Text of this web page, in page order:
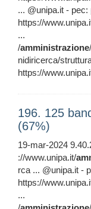
... @unipa.it -
https://
...
/amministrazione/
nidiricerca/
https://
196. 125
(67%)
19-mar-2024
://www.unipa.it/
rca ... @unipa.it -
https://
...